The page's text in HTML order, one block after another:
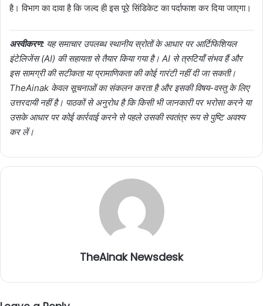
है। विभाग का दावा है कि जल्द ही इस पूरे सिंडिकेट का पर्दाफाश कर दिया जाएगा।
अस्वीकरण: यह समाचार उपलब्ध स्थानीय स्रोतों के आधार पर आर्टिफिशियल
इंटेलिजेंस (AI) की सहायता से तैयार किया गया है। AI से त्रुटियाँ संभव हैं और
इस सामग्री की सटीकता या प्रामाणिकता की कोई गारंटी नहीं दी जा सकती।
TheAinak केवल सूचनाओं का संकलन करता है और इसकी विषय-वस्तु के लिए
उत्तरदायी नहीं है। पाठकों से अनुरोध है कि किसी भी जानकारी पर भरोसा करने या
उसके आधार पर कोई कार्रवाई करने से पहले उसकी स्वतंत्र रूप से पुष्टि अवश्य
कर लें।
TheAinak Newsdesk